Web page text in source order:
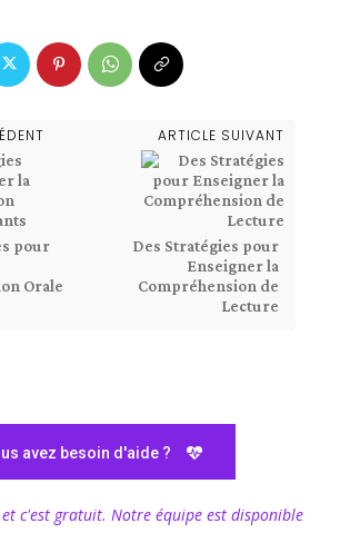
pour
Orale
ARTICLE SUIVANT
Des Stratégies pour
Enseigner la
Compréhension de
Lecture
avez besoin d'aide ?
c'est gratuit. Notre équipe est disponible